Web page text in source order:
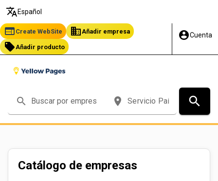
translate Español
web Create WebSite business Añadir empresa
local_offer Añadir producto
account_circleCuenta
search place search
Catálogo de empresas